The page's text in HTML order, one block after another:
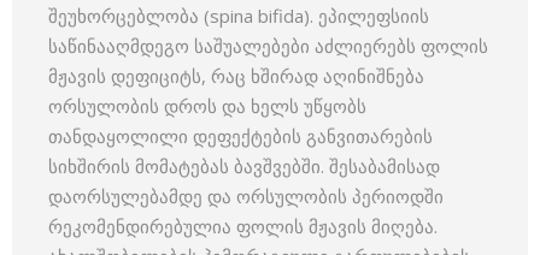
შეუხორცებლობა (spina bifida). ეპილეფსიის
საწინააღმდეგო საშუალებები აძლიერებს ფოლის
მჟავის დეფიციტს, რაც ხშირად აღინიშნება
ორსულობის დროს და ხელს უწყობს
თანდაყოლილი დეფექტების განვითარების
სიხშირის მომატებას ბავშვებში. შესაბამისად
დაორსულებამდე და ორსულობის პერიოდში
რეკომენდირებულია ფოლის მჟავის მიღება.